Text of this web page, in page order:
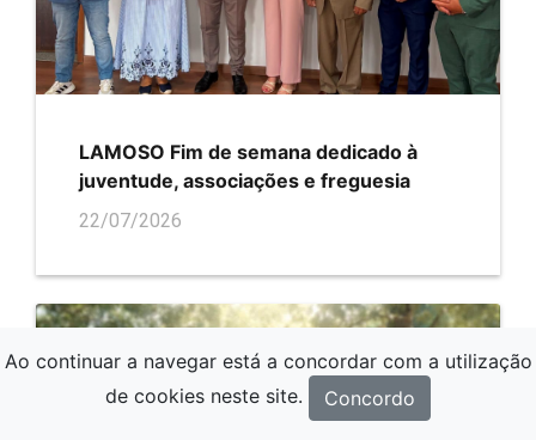
LAMOSO Fim de semana dedicado à
juventude, associações e freguesia
22/07/2026
Ao continuar a navegar está a concordar com a utilização
de cookies neste site.
Concordo